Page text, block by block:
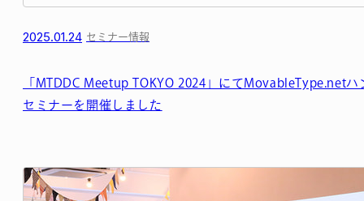
2025.01.24 セミナー情報
「MTDDC Meetup TOKYO 2024」にてMovableType.netハ
セミナーを開催しました